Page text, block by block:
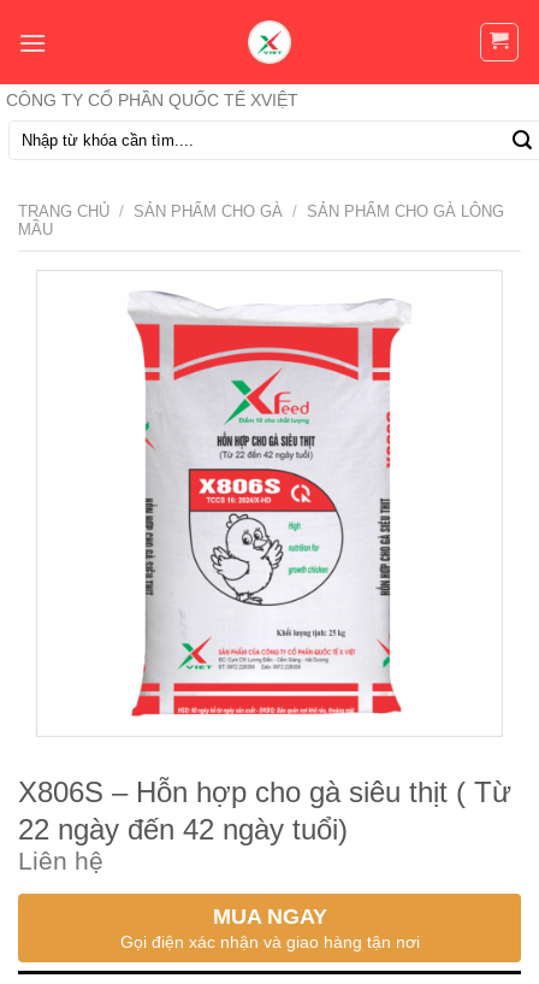
CÔNG TY CỔ PHẦN QUỐC TẾ XVIỆT
Tìm
kiếm:
TRANG CHỦ / SẢN PHẨM CHO GÀ /
SẢN PHẨM CHO GÀ LÔNG
MẦU
X806S – Hỗn hợp cho gà siêu thịt ( Từ
22 ngày đến 42 ngày tuổi)
Liên hệ
MUA NGAY
Gọi điện xác nhận và giao hàng tận nơi